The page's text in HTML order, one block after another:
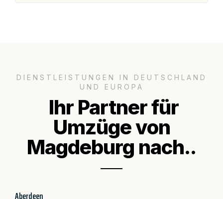
DIENSTLEISTUNGEN IN DEUTSCHLAND
UND EUROPA
Ihr Partner für
Umzüge von
Magdeburg nach..
Aberdeen